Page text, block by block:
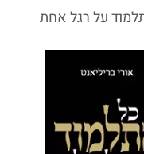
על רגל אחת